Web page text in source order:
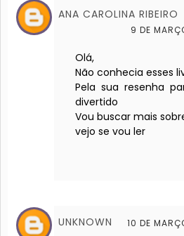
ANA CAROLINA RIBEIRO
9 DE
Olá,
Não conhecia esses
Pela sua resenha
divertido
Vou buscar mais
vejo se vou ler
UNKNOWN 10 DE